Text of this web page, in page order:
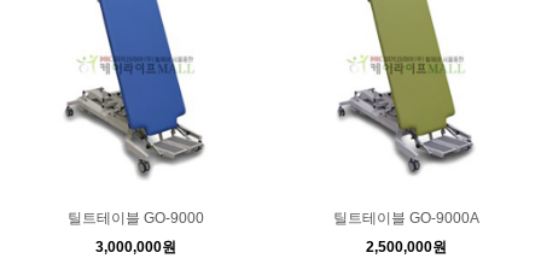
틸트테이블 GO-9000
3,000,000원
틸트테이블 GO-9000A
2,500,000원